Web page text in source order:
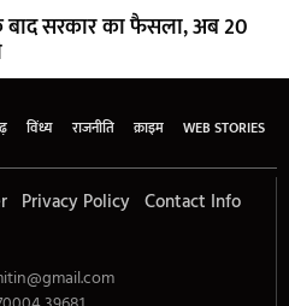
सरकार का फैसला, अब 20
विंध्य राजनीति क्राइम WEB STORIES
Privacy Policy Contact Info